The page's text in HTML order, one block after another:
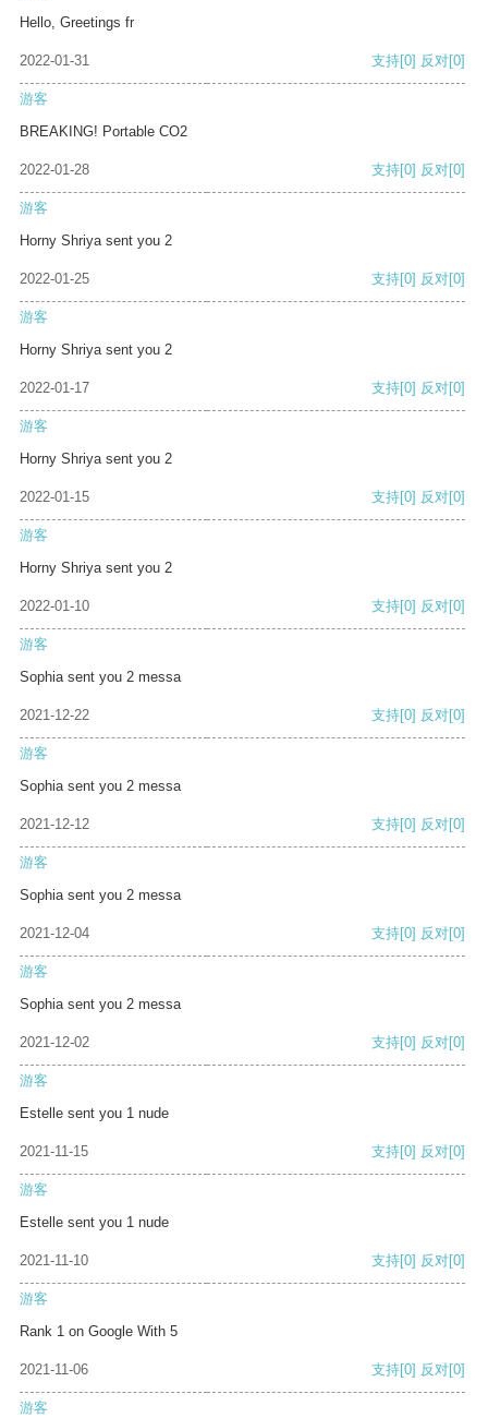
Hello, Greetings fr
2022-01-31 支持[0] 反对[0]
游客
BREAKING! Portable CO2
2022-01-28 支持[0] 反对[0]
游客
Horny Shriya sent you 2
2022-01-25 支持[0] 反对[0]
游客
Horny Shriya sent you 2
2022-01-17 支持[0] 反对[0]
游客
Horny Shriya sent you 2
2022-01-15 支持[0] 反对[0]
游客
Horny Shriya sent you 2
2022-01-10 支持[0] 反对[0]
游客
Sophia sent you 2 messa
2021-12-22 支持[0] 反对[0]
游客
Sophia sent you 2 messa
2021-12-12 支持[0] 反对[0]
游客
Sophia sent you 2 messa
2021-12-04 支持[0] 反对[0]
游客
Sophia sent you 2 messa
2021-12-02 支持[0] 反对[0]
游客
Estelle sent you 1 nude
2021-11-15 支持[0] 反对[0]
游客
Estelle sent you 1 nude
2021-11-10 支持[0] 反对[0]
游客
Rank 1 on Google With 5
2021-11-06 支持[0] 反对[0]
游客